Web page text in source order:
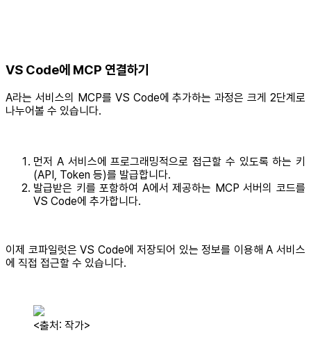
VS Code에 MCP 연결하기
A라는 서비스의 MCP를 VS Code에 추가하는 과정은 크게 2단계로
나누어볼 수 있습니다.
먼저 A 서비스에 프로그래밍적으로 접근할 수 있도록 하는 키
(API, Token 등)를 발급합니다.
발급받은 키를 포함하여 A에서 제공하는 MCP 서버의 코드를
VS Code에 추가합니다.
이제 코파일럿은 VS Code에 저장되어 있는 정보를 이용해 A 서비스
에 직접 접근할 수 있습니다.
<출처: 작가>